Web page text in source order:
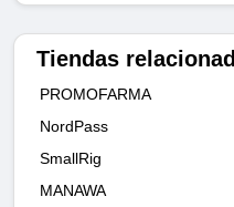
Tiendas
PROMOFARMA
NordPass
SmallRig
MANAWA